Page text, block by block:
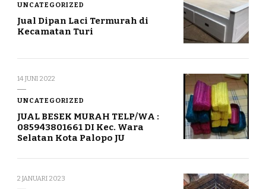
UNCATEGORIZED
Jual Dipan Laci Termurah di
Kecamatan Turi
14 JUNI 2022
UNCATEGORIZED
JUAL BESEK MURAH TELP/WA :
085943801661 DI Kec. Wara
Selatan Kota Palopo JU
2 JANUARI 2023